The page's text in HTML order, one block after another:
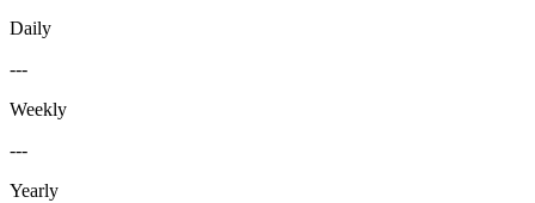
Daily
---
Weekly
---
Yearly